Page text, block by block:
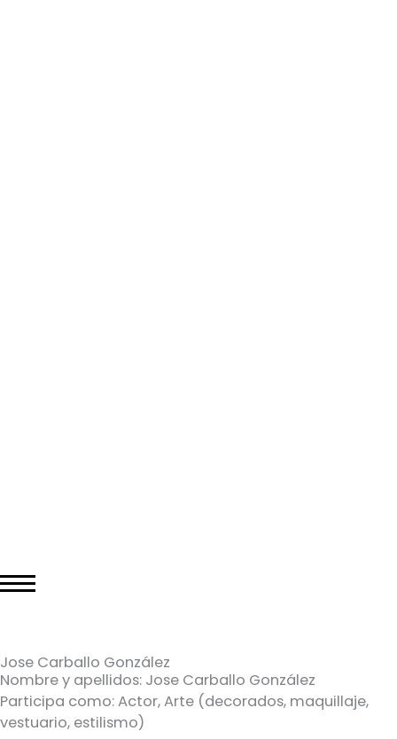
Jose Carballo González
Nombre y apellidos: Jose Carballo González
Participa como: Actor, Arte (decorados, maquillaje,
vestuario, estilismo)